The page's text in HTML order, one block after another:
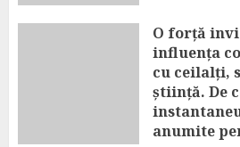
O forță
influența
cu ceilalți,
știință. De
anumite